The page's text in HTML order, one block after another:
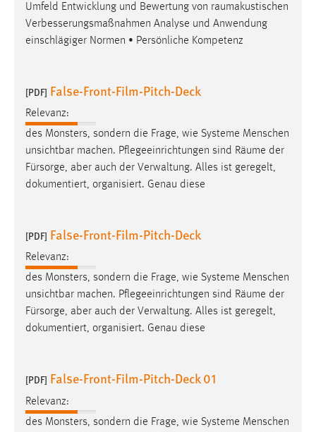
Umfeld Entwicklung und Bewertung von raumakustischen
Verbesserungsmaßnahmen Analyse und Anwendung
einschlägiger Normen • Persönliche Kompetenz
[PDF] False-Front-Film-Pitch-Deck
Relevanz:
des Monsters, sondern die Frage, wie Systeme Menschen
unsichtbar machen. Pflegeeinrichtungen sind Räume der
Fürsorge, aber auch der Verwaltung. Alles ist geregelt,
dokumentiert, organisiert. Genau diese
[PDF] False-Front-Film-Pitch-Deck
Relevanz:
des Monsters, sondern die Frage, wie Systeme Menschen
unsichtbar machen. Pflegeeinrichtungen sind Räume der
Fürsorge, aber auch der Verwaltung. Alles ist geregelt,
dokumentiert, organisiert. Genau diese
[PDF] False-Front-Film-Pitch-Deck 01
Relevanz:
des Monsters, sondern die Frage, wie Systeme Menschen